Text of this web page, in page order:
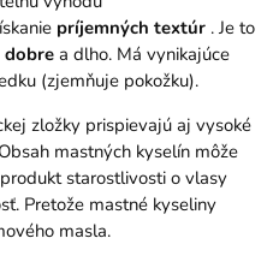
príjemných textúr . Je to
dobre a dlho. Má vynikajúce
(zjemňuje pokožku).
zložky prispievajú aj vysoké
mastných kyselín môže
starostlivosti o vlasy
Pretože mastné kyseliny
masla.